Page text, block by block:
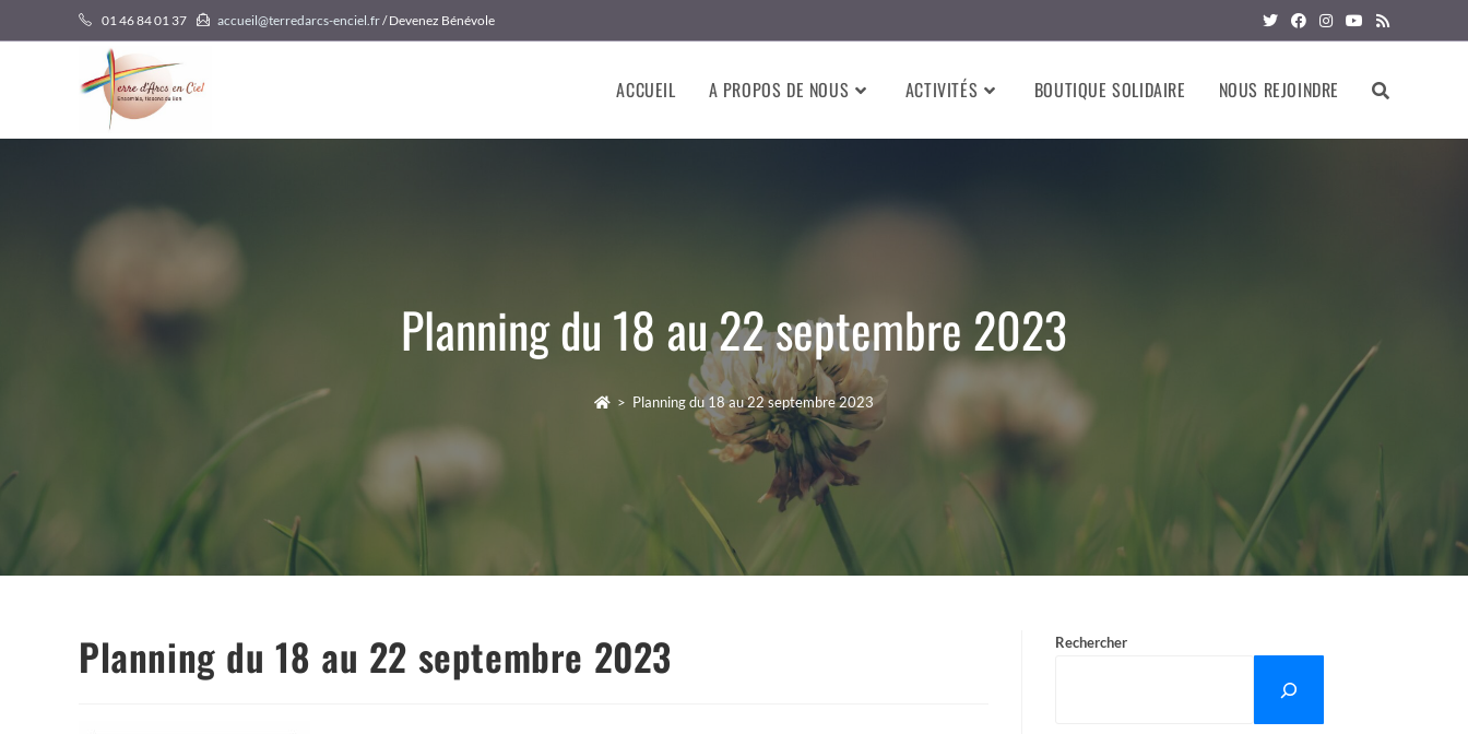
to
01 46 84 01 37 accueil@terredarcs-enciel.fr/ Devenez Bénévole
ACCUEIL A PROPOS DE NOUS ACTIVITÉS BOUTIQUE SOLIDAIRE NOUS REJOINDRE
Planning du 18 au 22 septembre 2023
> Planning du 18 au 22 septembre 2023
Planning du 18 au 22 septembre 2023 Rechercher